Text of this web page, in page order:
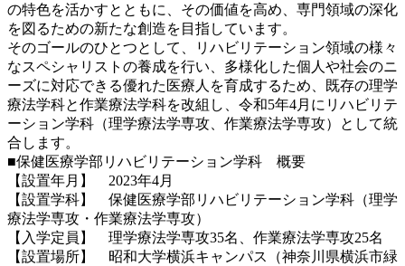
の特色を活かすとともに、その価値を高め、専門領域の深化
を図るための新たな創造を目指しています。
そのゴールのひとつとして、リハビリテーション領域の様々
なスペシャリストの養成を行い、多様化した個人や社会のニ
ーズに対応できる優れた医療人を育成するため、既存の理学
療法学科と作業療法学科を改組し、令和5年4月にリハビリテ
ーション学科（理学療法学専攻、作業療法学専攻）として統
合します。
■保健医療学部リハビリテーション学科 概要
【設置年月】 2023年4月
【設置学科】 保健医療学部リハビリテーション学科（理学
療法学専攻・作業療法学専攻）
【入学定員】 理学療法学専攻35名、作業療法学専攻25名
【設置場所】 昭和大学横浜キャンパス（神奈川県横浜市緑